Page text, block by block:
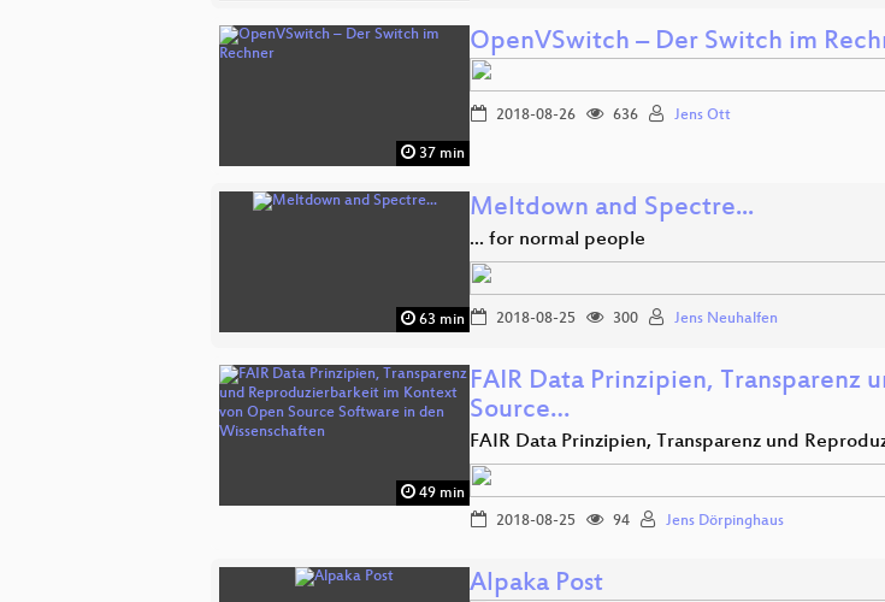
37 min
OpenVSwitch – Der Switch im
2018-08-26 636 Jens Ott
63 min
Meltdown and Spectre...
... for normal people
2018-08-25 300 Jens Neuhalfen
49 min
FAIR Data Prinzipien,
Source…
FAIR Data Prinzipien, Transparenz und
2018-08-25 94 Jens Dörpinghaus
Alpaka Post